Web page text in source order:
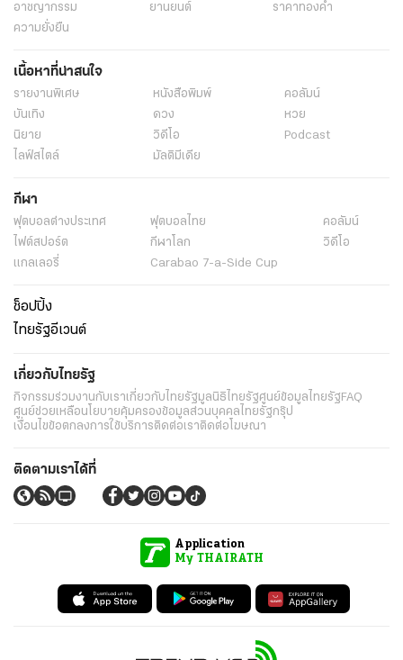
อาชญากรรม
ยานยนต์
ราคาทองคำ
ความยั่งยืน
เนื้อหาที่น่าสนใจ
รายงานพิเศษ หนังสือพิมพ์
คอลัมน์
บันเทิง
ดวง
หวย
นิยาย
วิดีโอ
Podcast
ไลฟ์สไตล์
มัลติมีเดีย
กีฬา
ฟุตบอลต่่างประเทศ ฟุตบอลไทย
คอลัมน์
ไฟต์สปอร์ต
กีฬาโลก
วิดีโอ
แกลเลอรี่
Carabao 7-a-Side Cup
ช็อปปิ้ง
ไทยรัฐอีเวนต์
เกี่ยวกับไทยรัฐ
กิจกรรมร่วมงานกับเราเกี่ยวกับไทยรัฐมูลนิธิไทยรัฐศูนย์ข้อมูลไทยรัฐFAQ
ศูนย์ช่วยเหลือนโยบายคุ้มครองข้อมูลส่วนบุคคลไทยรัฐกรุ๊ป
เงื่อนไขข้อตกลงการใช้บริการติดต่อเราติดต่อโฆษณา
ติดตามเราได้ที่
Application
My THAIRATH